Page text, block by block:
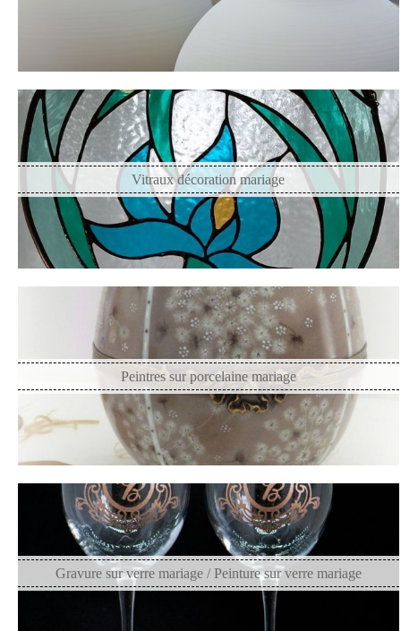
Vitraux décoration mariage
Peintres sur porcelaine mariage
Gravure sur verre mariage / Peinture sur verre mariage